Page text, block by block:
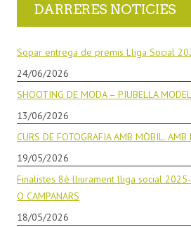
DARRERES NOTICIES
Sopar entrega de premis Lliga Social
24/06/2026
SHOOTING DE MODA – PIUBELLA
13/06/2026
CURS DE FOTOGRAFIA AMB MÒBIL. AMB
19/05/2026
Finalistes 8è lliurament lliga social 2025-
O CAMPANARS
18/05/2026